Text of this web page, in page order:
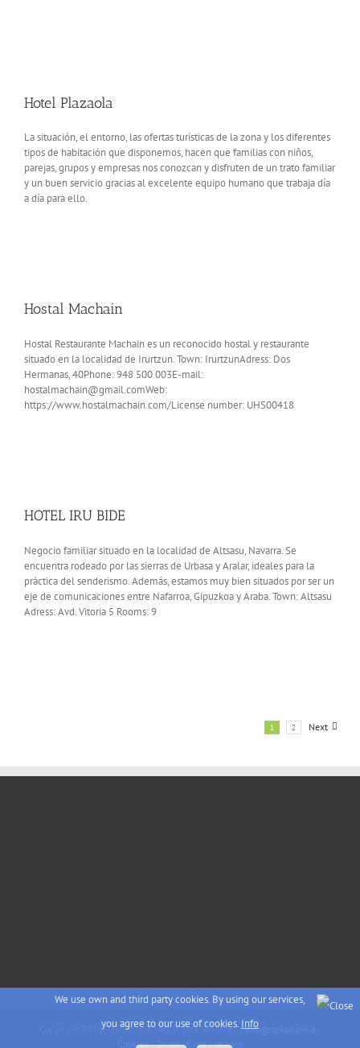
Hotel Plazaola
La situación, el entorno, las ofertas turísticas de la zona y los diferentes
tipos de habitación que disponemos, hacen que familias con niños,
parejas, grupos y empresas nos conozcan y disfruten de un trato familiar
y un buen servicio gracias al excelente equipo humano que trabaja día
a día para ello.
Hostal Machain
Hostal Restaurante Machain es un reconocido hostal y restaurante
situado en la localidad de Irurtzun. Town: IrurtzunAdress: Dos
Hermanas, 40Phone: 948 500 003E-mail:
hostalmachain@gmail.comWeb:
https://www.hostalmachain.com/License number: UHS00418
HOTEL IRU BIDE
Negocio familiar situado en la localidad de Altsasu, Navarra. Se
encuentra rodeado por las sierras de Urbasa y Aralar, ideales para la
práctica del senderismo. Además, estamos muy bien situados por ser un
eje de comunicaciones entre Nafarroa, Gipuzkoa y Araba. Town: Altsasu
Adress: Avd. Vitoria 5 Rooms: 9
1 2 Next
Copyright 2015 sakana.eus | All Rights Reserved |info@sakana.eus
Cookies|Terms of use|Images
We use own and third party cookies. By using our services,
you agree to our use of cookies. Info